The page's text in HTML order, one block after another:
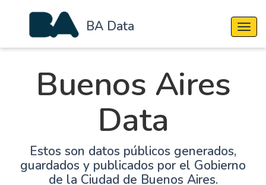
BA Data
Buenos Aires
Data
Estos son datos públicos generados,
guardados y publicados por el Gobierno
de la Ciudad de Buenos Aires.